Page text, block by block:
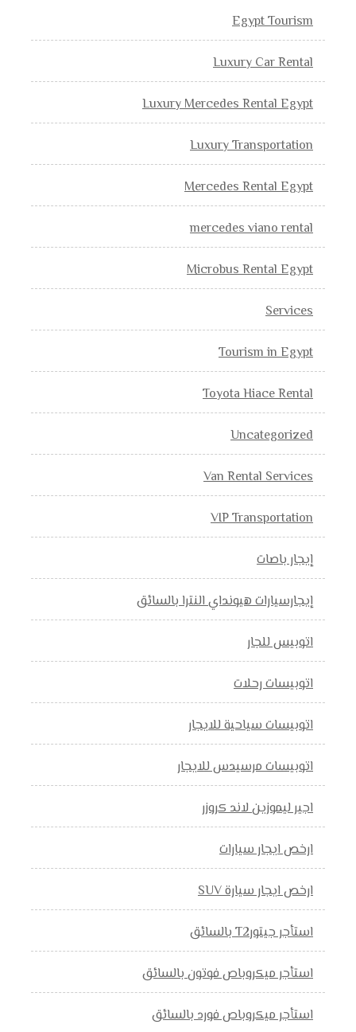
Egypt Tourism
Luxury Car Rental
Luxury Mercedes Rental Egypt
Luxury Transportation
Mercedes Rental Egypt
mercedes viano rental
Microbus Rental Egypt
Services
Tourism in Egypt
Toyota Hiace Rental
Uncategorized
Van Rental Services
VIP Transportation
إيجار باصات
إيجارسيارات هيونداي النترا بالسائق
اتوبيس للجار
اتوبيسات رحلات
اتوبيسات سياحية للايجار
اتوبيسات مرسيدس للايجار
اجير ليموزين لاند كروزر
ارخص ايجار سيارات
ارخص ايجار سيارة SUV
استأجر جيتورT2 بالسائق
استأجر ميكروباص فوتون بالسائق
استأجر ميكروباص فورد بالسائق